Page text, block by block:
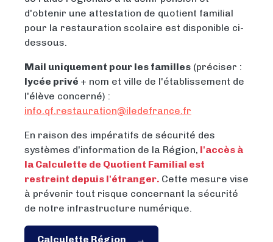
d'obtenir une attestation de quotient familial
pour la restauration scolaire est disponible ci-
dessous.
Mail uniquement pour les familles (préciser :
lycée privé + nom et ville de l'établissement de
l'élève concerné) :
info.qf.restauration@iledefrance.fr
En raison des impératifs de sécurité des
systèmes d'information de la Région, l'accès à
la Calculette de Quotient Familial est
restreint depuis l'étranger. Cette mesure vise
à prévenir tout risque concernant la sécurité
de notre infrastructure numérique.
Calculette Région